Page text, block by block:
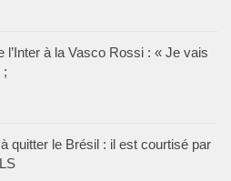
l’Inter à la Vasco Rossi : « Je vais
;
quitter le Brésil : il est courtisé par